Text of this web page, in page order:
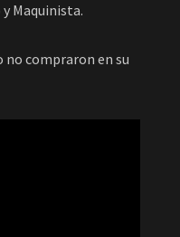
Maquinista.
no compraron en su